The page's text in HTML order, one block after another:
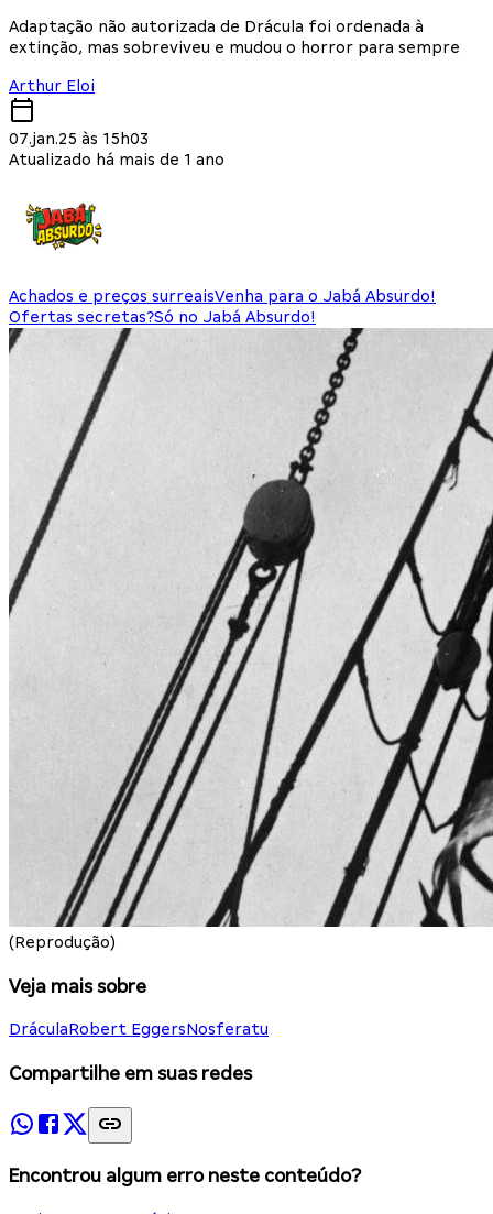
Adaptação não autorizada de Drácula foi ordenada à
extinção, mas sobreviveu e mudou o horror para sempre
Arthur Eloi
07.jan.25 às 15h03
Atualizado há mais de 1 ano
Achados e preços surreaisVenha para o Jabá Absurdo!
Ofertas secretas?Só no Jabá Absurdo!
(Reprodução)
Veja mais sobre
DráculaRobert EggersNosferatu
Compartilhe em suas redes
Encontrou algum erro neste conteúdo?